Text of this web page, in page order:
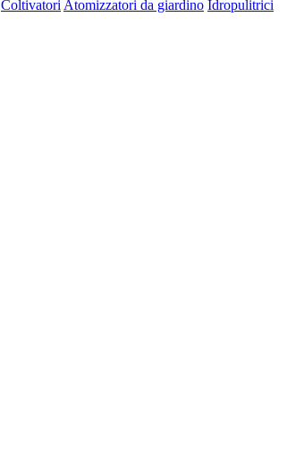
Coltivatori Atomizzatori da giardino Idropulitrici